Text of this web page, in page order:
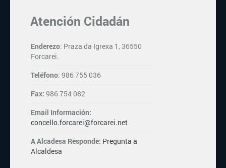
Atención Cidadán
Enderezo: Praza da Igrexa 1, 36550
Forcarei.
Teléfono: 986 755 036
Fax: 986 754 082
Email Información:
concello.forcarei@forcarei.net
A Alcadesa Responde: Pregunta a
Alcaldesa